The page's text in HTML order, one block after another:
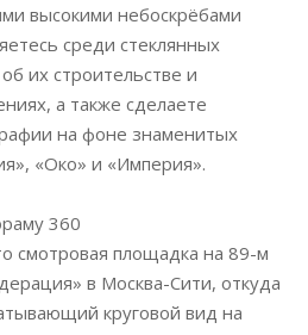
высокими небоскрёбами
среди стеклянных
их строительстве и
а также сделаете
на фоне знаменитых
«Око» и «Империя».
360
смотровая площадка на 89-м
в Москва-Сити, откуда
круговой вид на